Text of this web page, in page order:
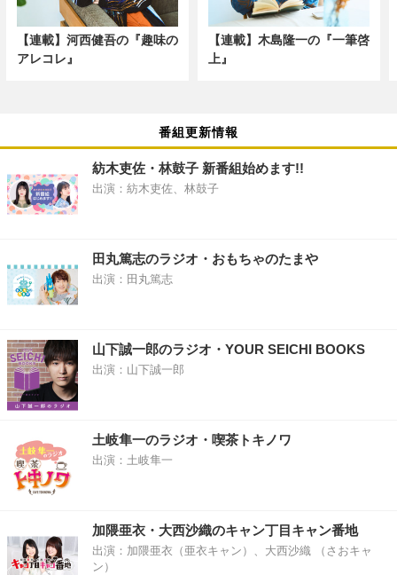
【連載】河西健吾の『趣味の
アレコレ』
【連載】木島隆一の『一筆啓
上』
番組更新情報
紡木吏佐・林鼓子 新番組始めます!!
出演：紡木吏佐、林鼓子
田丸篤志のラジオ・おもちゃのたまや
出演：田丸篤志
山下誠一郎のラジオ・YOUR SEICHI BOOKS
出演：山下誠一郎
土岐隼一のラジオ・喫茶トキノワ
出演：土岐隼一
加隈亜衣・大西沙織のキャン丁目キャン番地
出演：加隈亜衣（亜衣キャン）、大西沙織 （さおキャ
ン）